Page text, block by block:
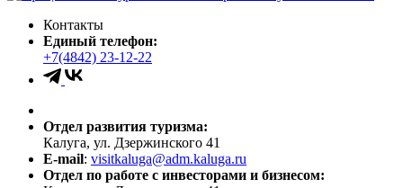
Контакты
Единый телефон:
+7(4842) 23-12-22
Отдел развития туризма:
Калуга, ул. Дзержинского 41
E-mail: visitkaluga@adm.kaluga.ru
Отдел по работе с инвесторами и бизнесом: